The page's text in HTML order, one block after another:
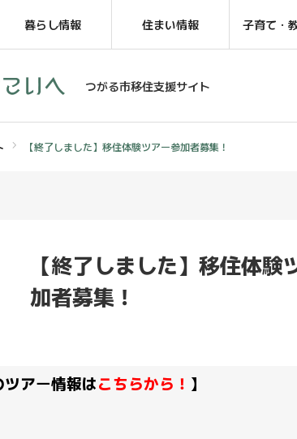
つがる市移住支援サイト
暮らし情報 住まい情報 子育て・
【終了しました】移住体験ツアー参加者募集！
【終了しました】移住体験
加者募集！
ツアー情報はこちらから！ 】